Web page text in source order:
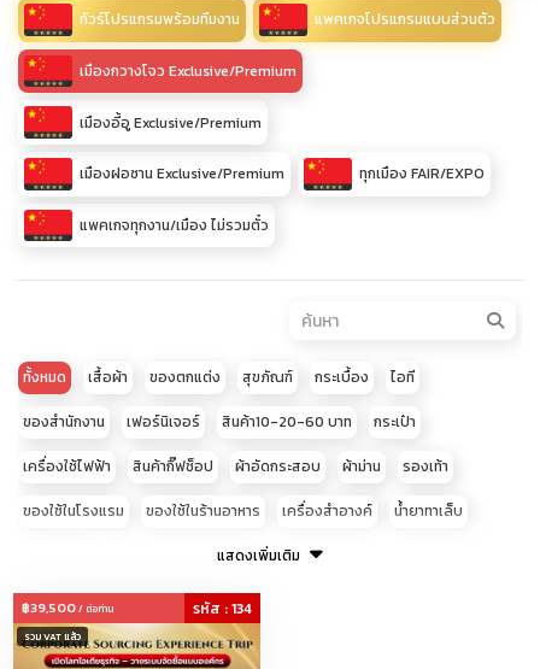
ทัวร์โปรแกรมพร้อมทีมงาน แพคเกจโปรแกรมแบบส่วนตัว
เมืองกวางโจว Exclusive/Premium
เมืองอี้อู Exclusive/Premium
เมืองฝอซาน Exclusive/Premium ทุกเมือง FAIR/EXPO
แพคเกจทุกงาน/เมือง ไม่รวมตั๋ว
ทั้งหมด เสื้อผ้า ของตกแต่ง สุขภัณฑ์ กระเบื้อง ไอที
ของสำนักงาน เฟอร์นิเจอร์ สินค้า10-20-60 บาท กระเป๋า
เครื่องใช้ไฟฟ้า สินค้ากิ๊ฟช็อป ผ้าอัดกระสอบ ผ้าม่าน รองเท้า
ของใช้ในโรงแรม ของใช้ในร้านอาหาร เครื่องสำอางค์ น้ำยาทาเล็บ
อุปกรณ์โทรศัพท์มือถือ ของใช้สัตว์เลี้ยง
อุปกรณ์เสริมความงาม ผ้าปูที่นอน
ชุดชั้นในชายหญิงและเด็ก ชุดนอน
แสดงเพิ่มเติม
฿39,500/ ต่อท่าน
รวม VAT แล้ว
รหัส : 134